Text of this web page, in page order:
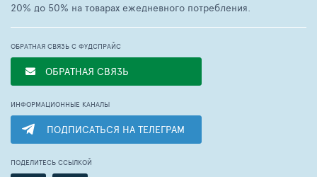
20% до 50% на товарах ежедневного потребления.
ОБРАТНАЯ СВЯЗЬ С ФУДСПРАЙС
ОБРАТНАЯ СВЯЗЬ
ИНФОРМАЦИОННЫЕ КАНАЛЫ
ПОДПИСАТЬСЯ НА ТЕЛЕГРАМ
ПОДЕЛИТЕСЬ ССЫЛКОЙ